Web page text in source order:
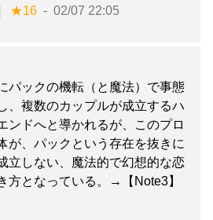
★16 02/07 22:05
パックの機転（と魔法）で事態
、複数のカップルが成立するハ
ンドへと導かれるが、このプロ
が、パックという存在を抜きに
立しない、魔法的で幻想的な恋
方となっている。→【Note3】